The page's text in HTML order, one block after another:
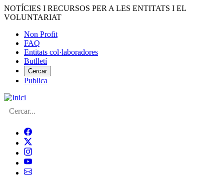
Vés
al
NOTÍCIES I RECURSOS PER A LES ENTITATS I EL
VOLUNTARIAT
Menú
del
compte
d'usuari
Non Profit
FAQ
Entitats col·laboradores
Butlletí
Cercar
Publica
Cerca